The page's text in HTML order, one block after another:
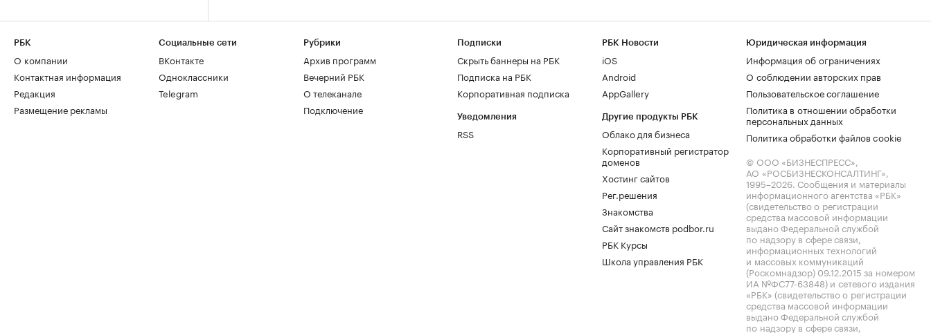
РБК
О компании
Контактная информация
Редакция
Размещение рекламы
Социальные сети
ВКонтакте
Одноклассники
Telegram
Рубрики
Архив программ
Вечерний РБК
О телеканале
Подключение
Подписки
Скрыть баннеры на РБК
Подписка на РБК
Корпоративная подписка
Уведомления
RSS
РБК Новости
iOS
Android
AppGallery
Другие продукты РБК
Облако для бизнеса
Корпоративный регистратор
доменов
Хостинг сайтов
Рег.решения
Знакомства
Сайт знакомств podbor.ru
РБК Курсы
Школа управления РБК
Юридическая информация
Информация об ограничениях
О соблюдении авторских прав
Пользовательское соглашение
Политика в отношении обработки
персональных данных
Политика обработки файлов cookie
© ООО «БИЗНЕСПРЕСС»,
АО «РОСБИЗНЕСКОНСАЛТИНГ»,
1995–2026. Сообщения и материалы
информационного агентства «РБК»
(свидетельство о регистрации
средства массовой информации
выдано Федеральной службой
по надзору в сфере связи,
информационных технологий
и массовых коммуникаций
(Роскомнадзор) 09.12.2015 за номером
ИА №ФС77-63848) и сетевого издания
«РБК» (свидетельство о регистрации
средства массовой информации
выдано Федеральной службой
по надзору в сфере связи,